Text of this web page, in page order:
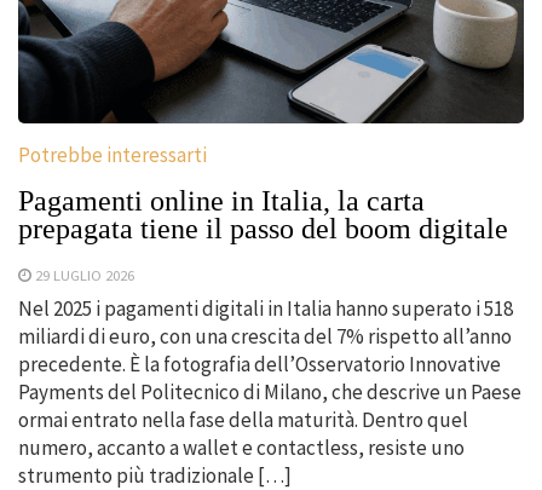
Potrebbe interessarti
Pagamenti online in Italia, la carta
prepagata tiene il passo del boom digitale
29 LUGLIO 2026
Nel 2025 i pagamenti digitali in Italia hanno superato i 518
miliardi di euro, con una crescita del 7% rispetto all’anno
precedente. È la fotografia dell’Osservatorio Innovative
Payments del Politecnico di Milano, che descrive un Paese
ormai entrato nella fase della maturità. Dentro quel
numero, accanto a wallet e contactless, resiste uno
strumento più tradizionale […]